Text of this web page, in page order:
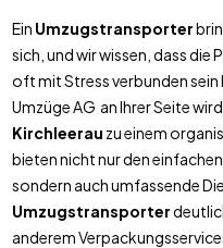
Ein Umzugstransporter
sich, und wir wissen, dass die
oft mit Stress verbunden
Umzüge AG an Ihrer Seite
Kirchleerau zu einem
bieten nicht nur den
sondern auch umfassende
Umzugstransporter
anderem